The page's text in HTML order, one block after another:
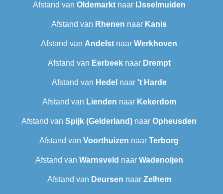
Afstand van Oldemarktnaar IJsselmuiden
Afstand van Rhenen naar Kanis
Afstand van Andelst naar Werkhoven
Afstand van Eerbeeknaar Drempt
Afstand van Hedel naar 't Harde
Afstand van Lienden naar Kekerdom
Afstand van Spijk (Gelderland) naar Opheusden
Afstand van Voorthuizen naar Terborg
Afstand van Warnsveld naar Wadenoijen
Afstand van Deursen naar Zelhem